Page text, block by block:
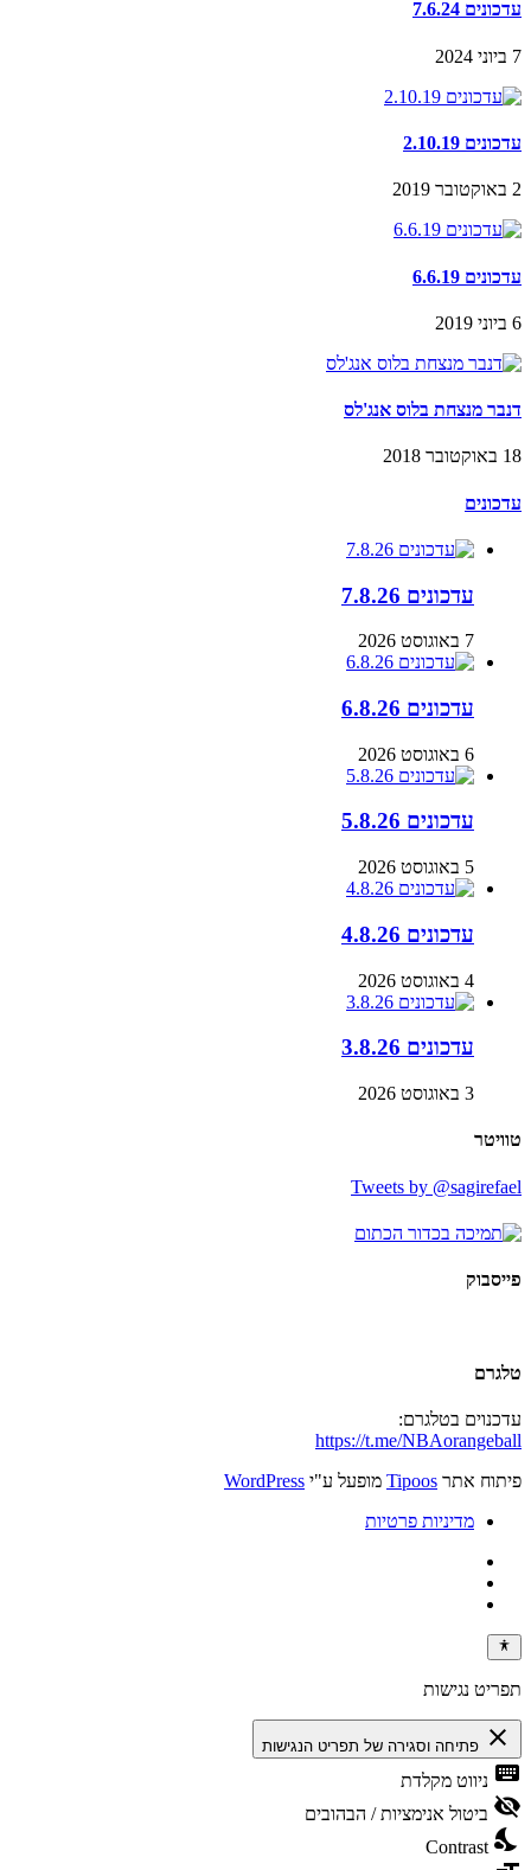
עדכונים 7.6.24
7 ביוני 2024
עדכונים 2.10.19
2 באוקטובר 2019
עדכונים 6.6.19
6 ביוני 2019
דנבר מנצחת בלוס אנג'לס
18 באוקטובר 2018
עדכונים
עדכונים 7.8.26
7 באוגוסט 2026
עדכונים 6.8.26
6 באוגוסט 2026
עדכונים 5.8.26
5 באוגוסט 2026
עדכונים 4.8.26
4 באוגוסט 2026
עדכונים 3.8.26
3 באוגוסט 2026
טוויטר
Tweets by @sagirefael
פייסבוק
טלגרם
עדכנוים בטלגרם:
https://t.me/NBAorangeball
פיתוח אתר Tipoos מופעל ע"י WordPress
מדיניות פרטיות
תפריט נגישות
close פתיחה וסגירה של תפריט הנגישות
keyboard ניווט מקלדת
visibility_off ביטול אנימציות / הבהובים
nights_stay
Contrast